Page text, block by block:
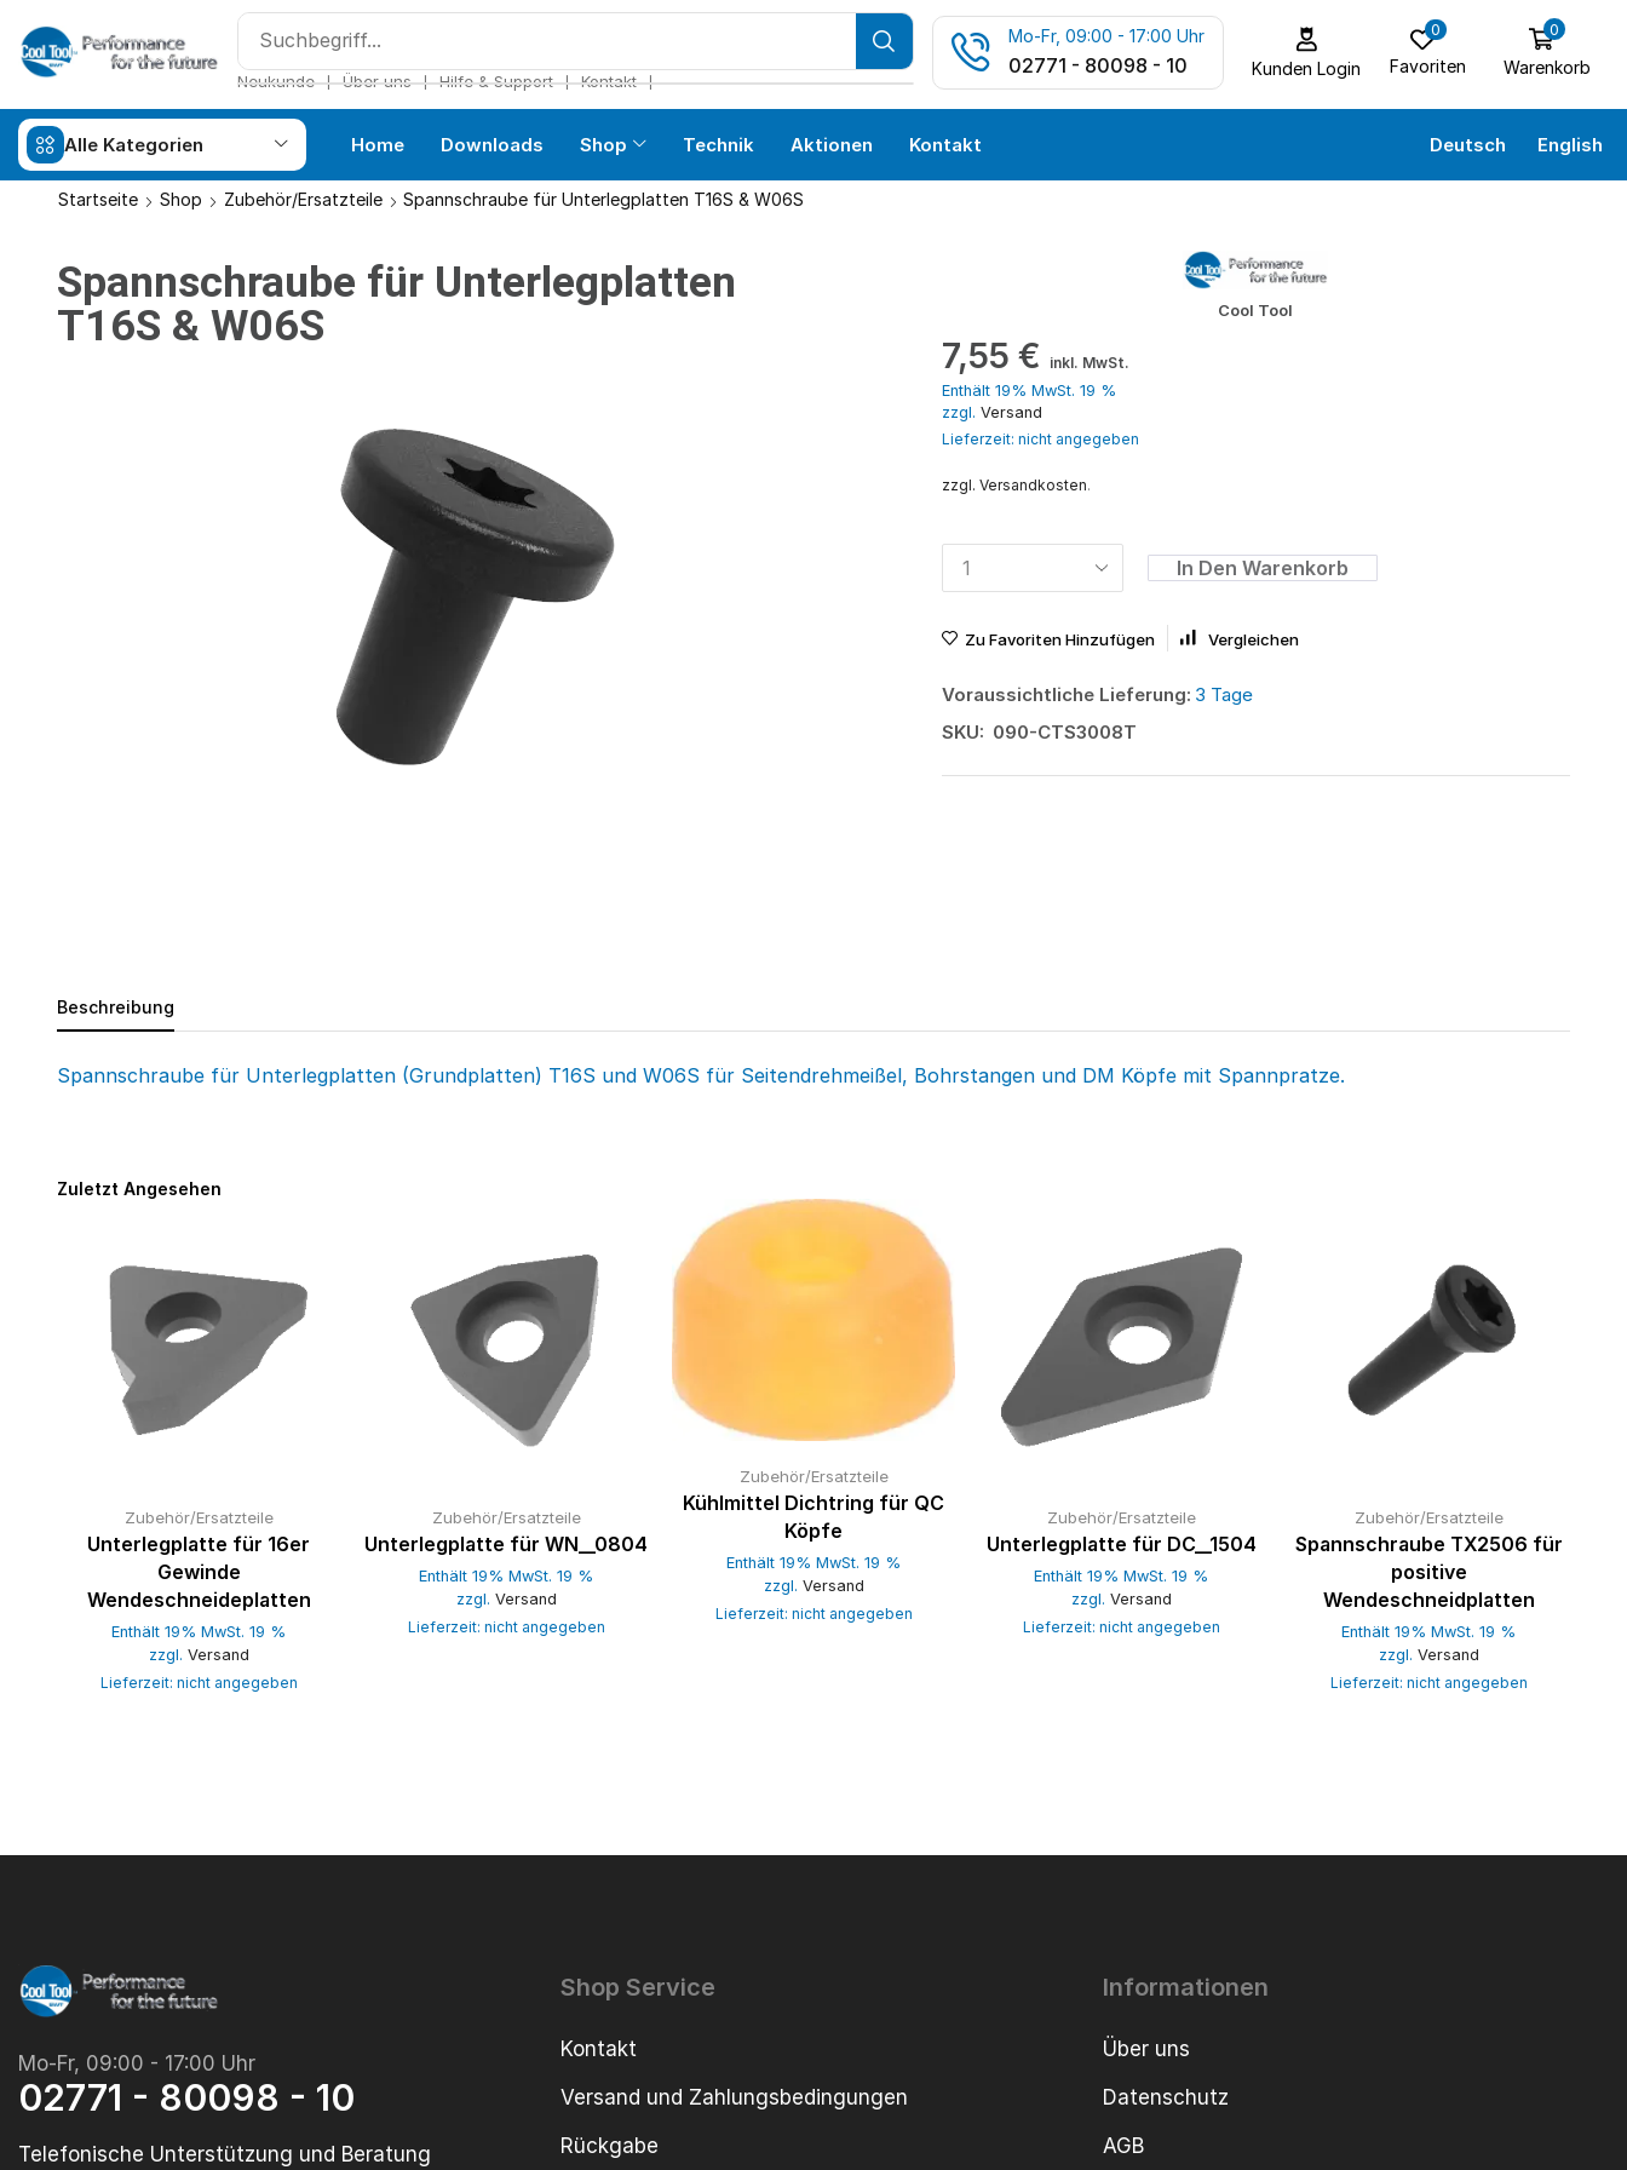
Neukunde ❘ Über uns ❘ Hilfe & Support ❘ Kontakt ❘
Mo-Fr, 09:00 - 17:00 Uhr
02771 - 80098 - 10 Kunden Login
0
Favoriten
0
Warenkorb
Alle Kategorien Home Downloads Shop Technik Aktionen Kontakt Deutsch English
Startseite Shop Zubehör/Ersatzteile Spannschraube für Unterlegplatten T16S & W06S
Spannschraube für Unterlegplatten
T16S & W06S
Cool Tool
7,55 €
inkl. MwSt.
Enthält 19% MwSt. 19 %
zzgl. Versand
Lieferzeit: nicht angegeben
zzgl. Versandkosten.
In Den Warenkorb
Zu Favoriten Hinzufügen Vergleichen
Voraussichtliche Lieferung: 3 Tage
SKU: 090-CTS3008T
Beschreibung
Spannschraube für Unterlegplatten (Grundplatten) T16S und W06S für Seitendrehmeißel, Bohrstangen und DM Köpfe mit Spannpratze.
Zuletzt Angesehen
Zubehör/Ersatzteile
Unterlegplatte für 16er
Gewinde
Wendeschneideplatten
Enthält 19% MwSt. 19 %
zzgl. Versand
Lieferzeit: nicht angegeben
Zubehör/Ersatzteile
Unterlegplatte für WN__0804
Enthält 19% MwSt. 19 %
zzgl. Versand
Lieferzeit: nicht angegeben
Zubehör/Ersatzteile
Kühlmittel Dichtring für QC
Köpfe
Enthält 19% MwSt. 19 %
zzgl. Versand
Lieferzeit: nicht angegeben
Zubehör/Ersatzteile
Unterlegplatte für DC__1504
Enthält 19% MwSt. 19 %
zzgl. Versand
Lieferzeit: nicht angegeben
Zubehör/Ersatzteile
Spannschraube TX2506 für
positive
Wendeschneidplatten
Enthält 19% MwSt. 19 %
zzgl. Versand
Lieferzeit: nicht angegeben
Mo-Fr, 09:00 - 17:00 Uhr
02771 - 80098 - 10
Telefonische Unterstützung und Beratung
Shop Service
Kontakt
Versand und Zahlungsbedingungen
Rückgabe
Informationen
Über uns
Datenschutz
AGB